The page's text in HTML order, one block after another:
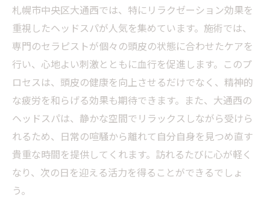
札幌市中央区大通西では、特にリラクゼーション効果を
重視したヘッドスパが人気を集めています。施術では、
専門のセラピストが個々の頭皮の状態に合わせたケアを
行い、心地よい刺激とともに血行を促進します。このプ
ロセスは、頭皮の健康を向上させるだけでなく、精神的
な疲労を和らげる効果も期待できます。また、大通西の
ヘッドスパは、静かな空間でリラックスしながら受けら
れるため、日常の喧騒から離れて自分自身を見つめ直す
貴重な時間を提供してくれます。訪れるたびに心が軽く
なり、次の日を迎える活力を得ることができるでしょ
う。